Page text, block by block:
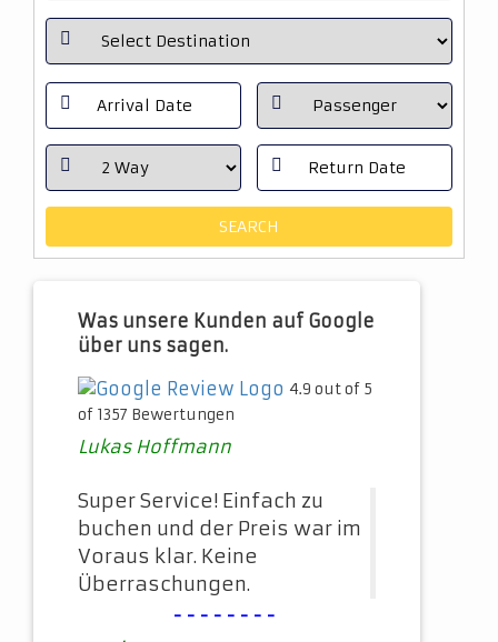
Was unsere Kunden auf Google
über uns sagen.
4.9 out of 5
of 1357 Bewertungen
Lukas Hoffmann
Super Service! Einfach zu
buchen und der Preis war im
Voraus klar. Keine
Überraschungen.
--------